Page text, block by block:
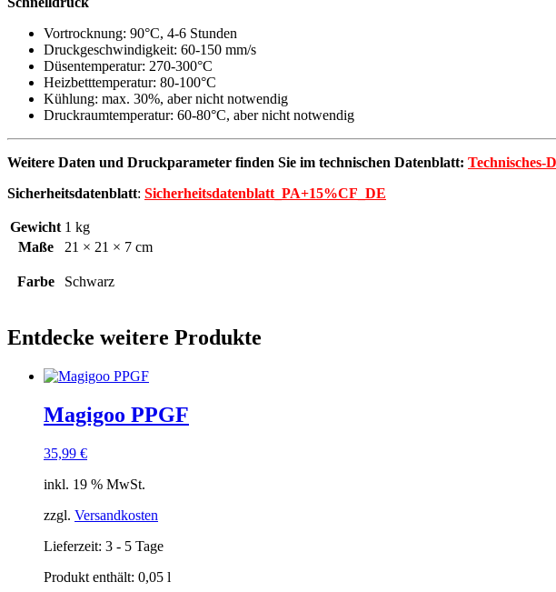
Vortrocknung: 90°C, 4-6 Stunden
Druckgeschwindigkeit: 60-150 mm/s
Düsentemperatur: 270-300°C
Heizbetttemperatur: 80-100°C
Kühlung: max. 30%, aber nicht notwendig
Druckraumtemperatur: 60-80°C, aber nicht notwendig
Weitere Daten und Druckparameter finden Sie im technischen Datenblatt: Technisches-
Sicherheitsdatenblatt: Sicherheitsdatenblatt_PA+15%CF_DE
Gewicht 1 kg
Maße
21 × 21 × 7 cm
Farbe Schwarz
Entdecke weitere Produkte
Magigoo PPGF
35,99 €
inkl. 19 % MwSt.
zzgl. Versandkosten
Lieferzeit: 3 - 5 Tage
Produkt enthält: 0,05 l